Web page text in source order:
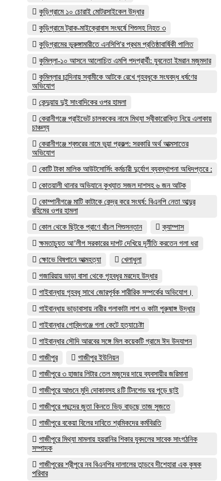
কুড়িগ্রামে ১০ চোরাই মোটরসাইকেল উদ্ধার
কুড়িগ্রামে ট্রাক-মাইক্রোবাস সংঘর্ষে শিশুসহ নিহত ৩
কুড়িগ্রামের ভুরুঙ্গামারীতে এনসিপি'র প্রথম প্রতিষ্ঠাবার্ষিকী পালিত
কুমিল্লা-১০ আসনে আলোচিত এমপি পদপ্রার্থী: যুবনেতা ইমরান মজুমদার
কুমিল্লার চান্দিনায় স্বামীকে আটকে রেখে গৃহবধূকে সংঘবদ্ধ ধর্ষণের
অভিযোগ
কেন্দুয়ায় দুই সাংবাদিকের ওপর হামলা
কেরানীগঞ্জে প্রাইভেট চালককের নামে মিথ্যা স্বীকারোক্তি নিয়ে এলাকায়
চাঞ্চল্য
কেরানীগঞ্জে শ্বশুরের নামে ভুয়া প্রকল্প: সরকারি অর্থ আত্মসাতের
অভিযোগ
কোটি টাকা মালিক আউটসোর্সিং কর্মচারী দুর্যোগ ব্যবস্থাপনা অধিদপ্তরে :
কোতয়ালী থানার অভিযানে কুখ্যাত সজল দাশসহ ৬ জন আটক
কোম্পানীগঞ্জে মাটি কাটাকে কেন্দ্র করে সংঘর্ষ: বিএনপি নেতা আব্দুর
রহিমের ওপর হামলা
কোল থেকে ছিটকে প্রাণে বাঁচল শিশুসন্তান
ক্যাম্পাস
ক্ষমতাচ্যুত আ’লীগ সরকারের দাপট দেখিয়ে দূর্নীতি করতেন গলা ধরা
ক্ষোভে বিষপানে আত্মহত্যা
খেলাধুলা
গজারিয়ায় ভাড়া বাসা থেকে গৃহবধূর মরদেহ উদ্ধার
গাইবান্ধায় গৃহবধূ সাথে জোরপূর্বক শারীরিক সম্পর্কের অভিযোগ।
গাইবান্ধায় ভাড়াবাসায় নারীর গলাকাটা লাশ ও কাটা পুরুষাঙ্গ উদ্ধার
গাইবান্ধার গোবিন্দগঞ্জে গলা কেটে হত্যাচেষ্টা
গাইবান্ধার সৌদি আরবের সঙ্গে মিল কয়েকটি গ্রামে ঈদ উদযাপন
গাজীপুর
গাজীপুর ইউনিয়ন
গাজীপুরে ৩ হাজার লিটার তেল মজুদের দায়ে ব্যবসায়ীর জরিমানা
গাজীপুরে আগুনে মুদি দোকানসহ ৪টি টিনশেড ঘর পুড়ে ছাই
গাজীপুরে পছন্দের জুতা কিনতে ভিড় বাড়ছে তাজ সুজতে
গাজীপুরে বকেয়া বিলের দাবিতে শ্রমিকদের কর্মবিরতি
গাজীপুরে মিথ্যা মামলায় হয়রানির শিকার যুবদলের সাবেক সাংগঠনিক
সম্পাদক
গাজীপুরের শ্রীপুরে নব বিএনপির দালালের তান্ডবে দীশেহারা এক কৃষক
পরিবার